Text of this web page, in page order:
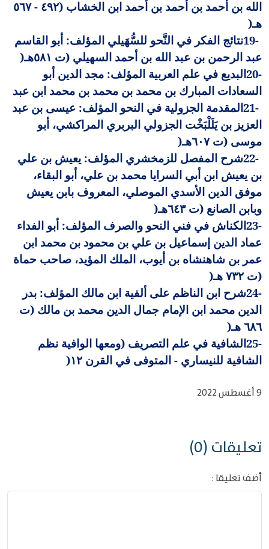
الله بن أحمد بن أحمد بن أحمد ابن الخشاب (٤٩٢ - ٥٦٧
هـ)
19-نتائج الفكر في النَّحو للسُّهَيلي المؤلف: أبو القاسم
عبد الرحمن بن عبد الله بن أحمد السهيلي (ت ٥٨١هـ
)
20-البديع في علم العربية المؤلف: مجد الدين أبو
السعادات المبارك بن محمد بن محمد بن محمد ابن عبد
21-المقدمة الجزولية في النحو المؤلف: عيسى بن عبد
العزيز بن يَلَلْبَخْت الجزولي البربري المراكشي، أبو
موسى (ت ٦٠٧هـ
)
22-شرح المفصل للزمخشري المؤلف: يعيش بن علي
بن يعيش ابن أبي السرايا محمد بن علي، أبو البقاء،
موفق الدين الأسدي الموصلي، المعروف بابن يعيش
وبابن الصانع (ت ٦٤٣هـ
)
23-الكناش في فني النحو والصرف المؤلف: أبو الفداء
عماد الدين إسماعيل بن علي بن محمود بن محمد ابن
عمر بن شاهنشاه بن أيوب، الملك المؤيد، صاحب حماة
(ت ٧٣٢ هـ
)
24-شرح ابن الناظم على ألفية ابن مالك المؤلف: بدر
الدين محمد ابن الإمام جمال الدين محمد بن مالك (ت
٦٨٦ هـ
)
25-الشافية في علم التصريف (ومعها الوافية نظم
الشافية للنيساري - المتوفى في القرن ١٢
)
9 أغسطس 2022
تعليقات (0)
أضف تعليقا :